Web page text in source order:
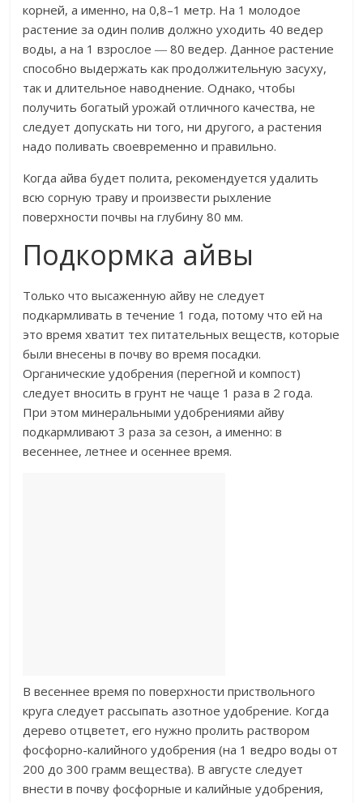
корней, а именно, на 0,8–1 метр. На 1 молодое
растение за один полив должно уходить 40 ведер
воды, а на 1 взрослое ― 80 ведер. Данное растение
способно выдержать как продолжительную засуху,
так и длительное наводнение. Однако, чтобы
получить богатый урожай отличного качества, не
следует допускать ни того, ни другого, а растения
надо поливать своевременно и правильно.
Когда айва будет полита, рекомендуется удалить
всю сорную траву и произвести рыхление
поверхности почвы на глубину 80 мм.
Подкормка айвы
Только что высаженную айву не следует
подкармливать в течение 1 года, потому что ей на
это время хватит тех питательных веществ, которые
были внесены в почву во время посадки.
Органические удобрения (перегной и компост)
следует вносить в грунт не чаще 1 раза в 2 года.
При этом минеральными удобрениями айву
подкармливают 3 раза за сезон, а именно: в
весеннее, летнее и осеннее время.
В весеннее время по поверхности приствольного
круга следует рассыпать азотное удобрение. Когда
дерево отцветет, его нужно пролить раствором
фосфорно-калийного удобрения (на 1 ведро воды от
200 до 300 грамм вещества). В августе следует
внести в почву фосфорные и калийные удобрения,